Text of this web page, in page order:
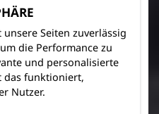
Seiten zuverlässig
die Performance zu
und personalisierte
das funktioniert,
Nutzer.